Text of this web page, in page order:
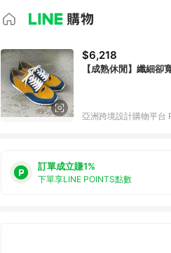
$6,218
【成熟休閒】纖細
亞洲跨境設計購物平台
訂單成立賺1%
下單享LINE POINTS點數